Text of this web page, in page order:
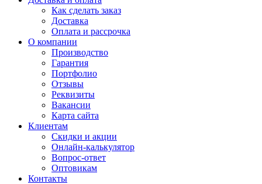
Как сделать заказ
Доставка
Оплата и рассрочка
О компании
Производство
Гарантия
Портфолио
Отзывы
Реквизиты
Вакансии
Карта сайта
Клиентам
Скидки и акции
Онлайн-калькулятор
Вопрос-ответ
Оптовикам
Контакты